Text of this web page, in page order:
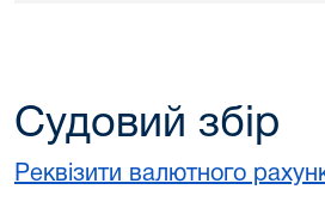
Судовий збір
Реквізити валютного